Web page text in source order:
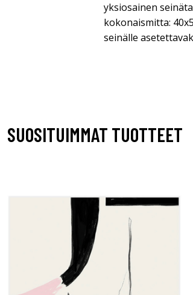
yksiosainen
kokonaismitta:
seinälle
SUOSITUIMMAT TUOTTEET